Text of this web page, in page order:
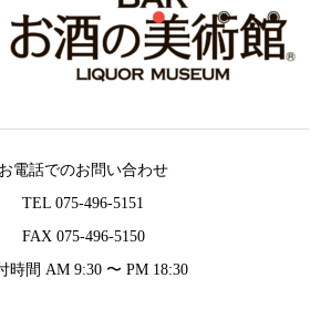
お電話でのお問い合わせ
TEL 075-496-5151
FAX 075-496-5150
時間 AM 9:30 〜 PM 18:30